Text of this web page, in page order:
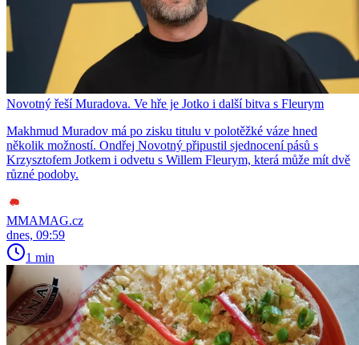
Novotný řeší Muradova. Ve hře je Jotko i další bitva s Fleurym
Makhmud Muradov má po zisku titulu v polotěžké váze hned
několik možností. Ondřej Novotný připustil sjednocení pásů s
Krzysztofem Jotkem i odvetu s Willem Fleurym, která může mít dvě
různé podoby.
MMAMAG.cz
dnes, 09:59
1 min